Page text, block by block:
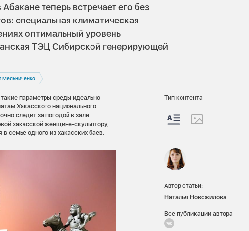
теперь встречает его без
специальная климатическая
оптимальный уровень
ТЭЦ Сибирской генерирующей
Мельниченко
параметры среды идеально
Хакасского национального
следит за погодой в зале
хакасской женщине-скульптору,
семье одного из хакасских баев.
Тип контента
Автор статьи:
Наталья Новожилова
Все публикации автора